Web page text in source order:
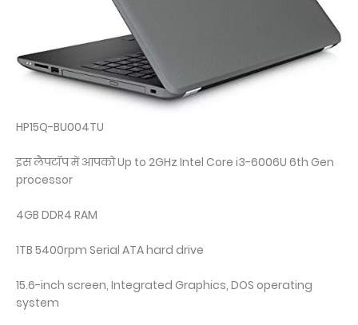
HP15Q-BU004TU
इस लैपटॉप में आपको Up to 2GHz Intel Core i3-6006U 6th Gen
processor
4GB DDR4 RAM
1TB 5400rpm Serial ATA hard drive
15.6-inch screen, Integrated Graphics, DOS operating
system